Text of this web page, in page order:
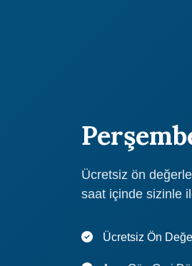
Ücretsiz ön
saat içinde sizinle
Ücretsiz Ön